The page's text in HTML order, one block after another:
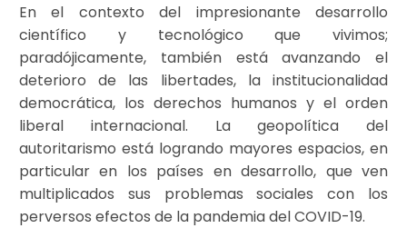
En el contexto del impresionante desarrollo
científico y tecnológico que vivimos;
paradójicamente, también está avanzando el
deterioro de las libertades, la institucionalidad
democrática, los derechos humanos y el orden
liberal internacional. La geopolítica del
autoritarismo está logrando mayores espacios, en
particular en los países en desarrollo, que ven
multiplicados sus problemas sociales con los
perversos efectos de la pandemia del COVID-19.